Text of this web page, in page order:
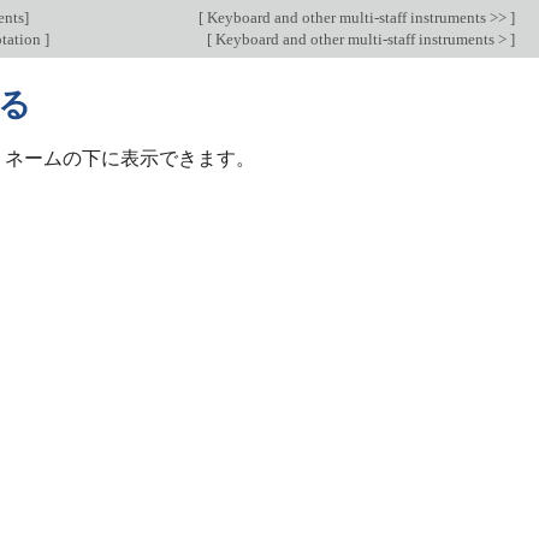
] [ Keyboard and other multi-staff instruments >> ]
] [ Keyboard and other multi-staff instruments > ]
ームの下に表示できます。